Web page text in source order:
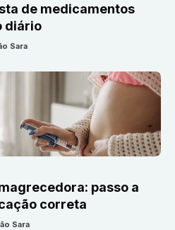
de medicamentos
diário
Sara
passo a
correta
Sara